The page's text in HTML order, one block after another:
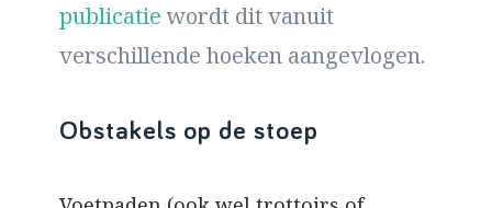
publicatiewordt dit vanuit
verschillende hoeken aangevlogen.
Obstakels op de stoep